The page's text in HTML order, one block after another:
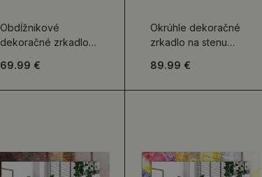
Obdĺžnikové
dekoračné zrkadlo
69.99 €
Okrúhle dekoračné
zrkadlo na stenu
89.99 €